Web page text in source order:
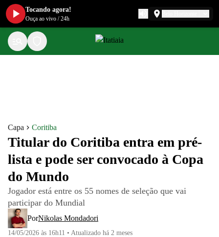
Capa Coritiba
Titular do Coritiba entra em pré-
lista e pode ser convocado à Copa
do Mundo
Jogador está entre os 55 nomes de seleção que vai
participar do Mundial
PorNikolas Mondadori
14/05/2026 às 16h11 • Atualizado há 2 meses
Tocando agora!
Ouça ao vivo /24h